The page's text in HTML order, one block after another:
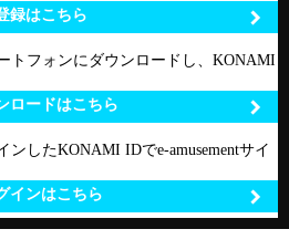
録はこちら
トフォンにダウンロードし、KONAMI
ロードはこちら
ンしたKONAMI IDでe-amusementサイ
インはこちら